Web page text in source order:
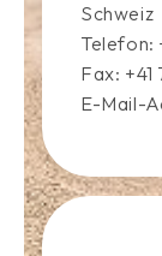
Schweiz
Telefon:
Fax: +41
E-Mail-